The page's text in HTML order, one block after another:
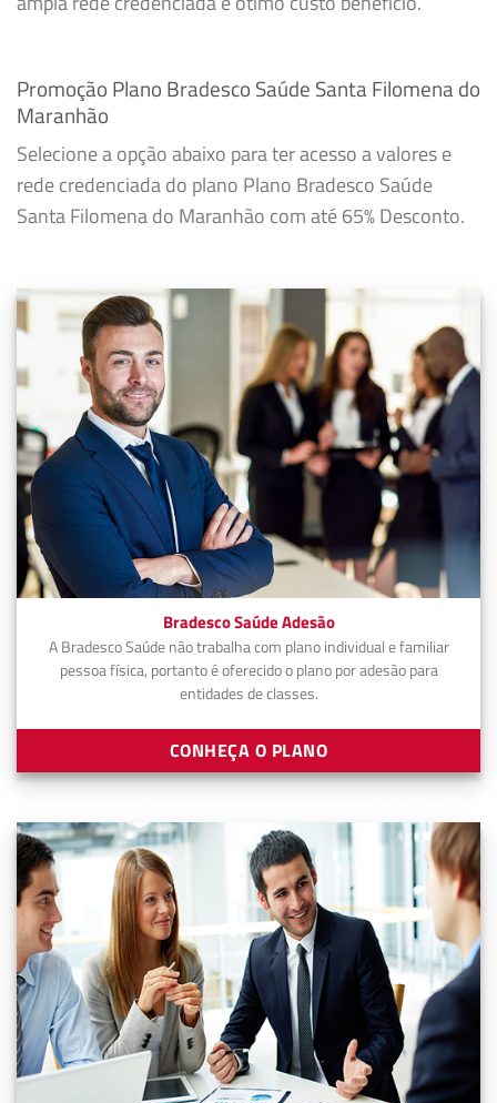
Promoção Plano Bradesco Saúde Santa Filomena do
Maranhão
Selecione a opção abaixo para ter acesso a valores e
rede credenciada do plano Plano Bradesco Saúde
Santa Filomena do Maranhão com até 65% Desconto.
Bradesco Saúde Adesão
A Bradesco Saúde não trabalha com plano individual e familiar
pessoa física, portanto é oferecido o plano por adesão para
entidades de classes.
CONHEÇA O PLANO